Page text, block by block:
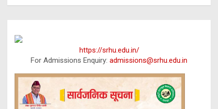
https://srhu.edu.in/
For Admissions Enquiry: admissions@srhu.edu.in